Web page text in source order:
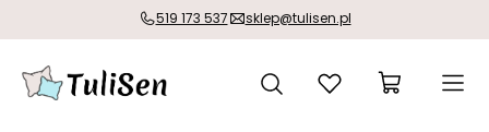
519 173 537 sklep@tulisen.pl